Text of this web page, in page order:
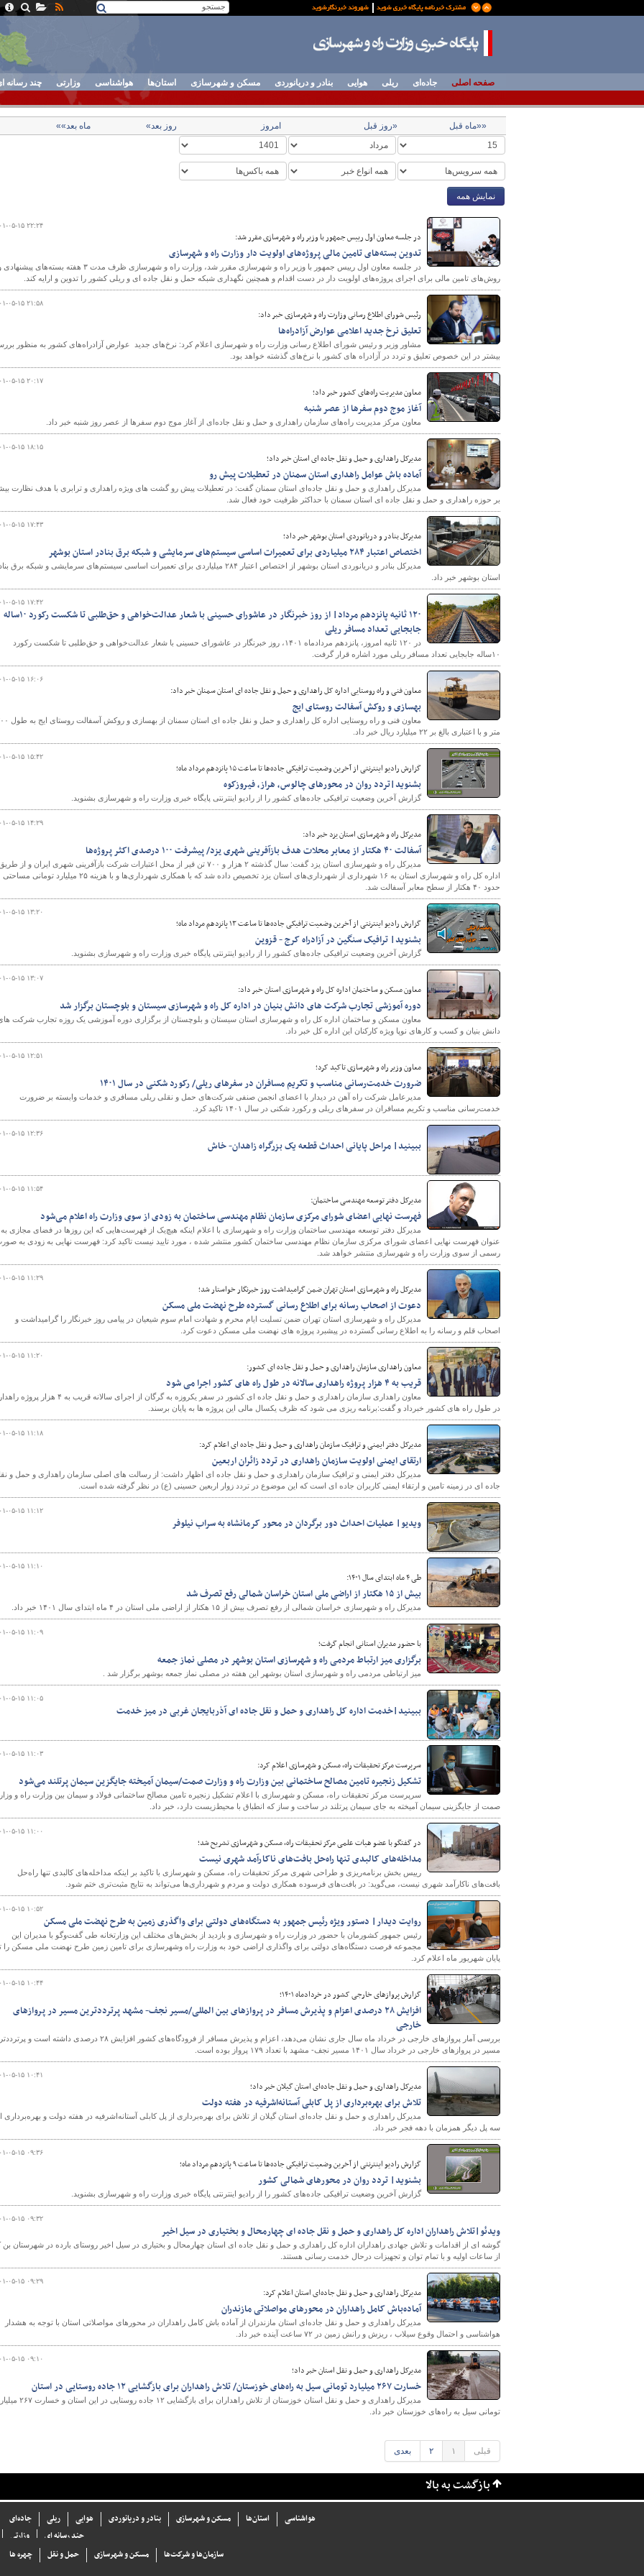
پایگاه خبری وزارت راه و
شهرسازی
صفحه اصلی جاده‌ای ریلی هوایی بنادر و دریانوردی مسکن و شهرسازی استان‌ها هواشناسی وزارتی چند رسانه
««ماه قبل «روز قبل امروز روز بعد» ماه بعد»»
نمایش همه
۱۴۰۱-۰۵-۱۵
در جلسه معاون اول رییس جمهور با وزیر راه و شهرسازی مقرر شد:
تدوین بسته‌های تامین مالی پروژه‌های اولویت دار وزارت راه و شهرسازی
در جلسه معاون اول رییس جمهور با وزیر راه و شهرسازی مقرر شد، وزارت راه و شهرسازی ظرف مدت ۳ هفته بسته‌های
روش‌های تامین مالی برای اجرای پروژه‌های اولویت دار در دست اقدام و همچنین نگهداری شبکه حمل و نقل جاده ای و ریلی کشور را تدوین و ارایه کند.
۱۴۰۱-۰۵-۱۵
رئیس شورای اطلاع رسانی وزارت راه و شهرسازی خبر داد:
تعلیق نرخ جدید اعلامی عوارض آزادراه‌ها
مشاور وزیر و رئیس شورای اطلاع رسانی وزارت راه و شهرسازی اعلام کرد: نرخ‌های جدید عوارض آزادراه‌های کشور به منظور
بیشتر در این خصوص تعلیق و تردد در آزادراه های کشور با نرخ‌های گذشته خواهد بود.
۱۴۰۱-۰۵-۱۵
معاون مدیریت راه‌های کشور خبر داد؛
آغاز موج دوم سفرها از عصر شنبه
معاون مرکز مدیریت راه‌های سازمان راهداری و حمل و نقل جاده‌ای از آغاز موج دوم سفرها از عصر روز شنبه خبر داد.
۱۴۰۱-۰۵-۱۵
مدیرکل راهداری و حمل و نقل جاده ای استان خبر داد؛
آماده باش عوامل راهداری استان سمنان در تعطیلات پیش رو
مدیرکل راهداری و حمل و نقل جاده‌ای استان سمنان گفت: در تعطیلات پیش رو گشت های ویژه راهداری و ترابری با هدف نظارت
بر حوزه راهداری و حمل و نقل جاده ای استان سمنان با حداکثر ظرفیت خود فعال شد.
۱۴۰۱-۰۵-۱۵
مدیرکل بنادر و دریانوردی استان بوشهر خبر داد؛
اختصاص اعتبار ۲۸۴ میلیاردی برای تعمیرات اساسی سیستم‌های سرمایشی و شبکه برق بنادر استان بوشهر
مدیرکل بنادر و دریانوردی استان بوشهر از اختصاص اعتبار ۲۸۴ میلیاردی برای تعمیرات اساسی سیستم‌های سرمایشی و شبکه برق
استان بوشهر خبر داد.
۱۴۰۱-۰۵-۱۵
۱۲۰ ثانیه پانزدهم مرداد| از روز خبرنگار در عاشورای حسینی با شعار عدالت‌خواهی و حق‌طلبی تا شکست رکورد ۱۰ساله
جابجایی تعداد مسافر ریلی
در ۱۲۰ ثانیه امروز، پانزدهم مردادماه ۱۴۰۱، روز خبرنگار در عاشورای حسینی با شعار عدالت‌خواهی و حق‌طلبی تا شکست رکورد
۱۰ساله جابجایی تعداد مسافر ریلی مورد اشاره قرار گرفت.
۱۴۰۱-۰۵-۱۵
معاون فنی و راه روستایی اداره کل راهداری و حمل و نقل جاده ای استان سمنان خبر داد:
بهسازی و روکش آسفالت روستای ایج
معاون فنی و راه روستایی اداره کل راهداری و
متر و با اعتباری بالغ بر ۲۲ میلیارد ریال خبر داد.
۱۴۰۱-۰۵-۱۵
گزارش رادیو اینترنتی از آخرین وضعیت ترافیکی جاده‌ها تا ساعت ۱۵ پانزدهم مرداد ماه؛
بشنوید|تردد روان در محورهای چالوس، هراز، فیروزکوه
گزارش آخرین وضعیت ترافیکی جاده‌های کشور را از رادیو اینترنتی پایگاه خبری وزارت راه و شهرسازی بشنوید.
۱۴۰۱-۰۵-۱۵
مدیرکل راه و شهرسازی استان یزد خبر داد:
آسفالت ۴۰ هکتار از معابر محلات هدف بازآفرینی شهری یزد/ پیشرفت ۱۰۰ درصدی اکثر پروژه‌ها
مدیرکل راه و شهرسازی استان یزد گفت: سال گذشته ۲ هزار و ۷۰۰ تن قیر از محل اعتبارات شرکت بازآفرینی شهری ایران و از طریق
اداره کل راه و شهرسازی استان به ۱۶ شهرداری از شهرداری‌های استان یزد تخصیص داده شد که با همکاری شهرداری‌ها و با هزینه ۲۵ میلیارد تومانی مساحتی
حدود ۴۰ هکتار از سطح معابر آسفالت شد.
۱۴۰۱-۰۵-۱۵
گزارش رادیو اینترنتی از آخرین وضعیت ترافیکی جاده‌ها تا ساعت ۱۳ پانزدهم مرداد ماه؛
بشنوید| ترافیک سنگین در آزادراه کرج - قزوین
گزارش آخرین وضعیت ترافیکی جاده‌های کشور را از رادیو اینترنتی پایگاه خبری وزارت راه و شهرسازی بشنوید.
۱۴۰۱-۰۵-۱۵
معاون مسکن و ساختمان اداره کل راه و شهرسازی استان خبر داد:
دوره آموزشی تجارب شرکت های دانش بنیان در اداره کل راه و شهرسازی سیستان و بلوچستان برگزار شد
معاون مسکن و ساختمان اداره کل راه و شهرسازی استان سیستان و بلوچستان از برگزاری دوره آموزشی یک روزه تجارب شرکت
دانش بنیان و کسب و کارهای نوپا ویژه کارکنان این اداره کل خبر داد.
۱۴۰۱-۰۵-۱۵
معاون وزیر راه و شهرسازی تاکید کرد؛
ضرورت خدمت‌رسانی مناسب و تکریم مسافران در سفرهای ریلی/ رکورد شکنی در سال ۱۴۰۱
مدیرعامل شرکت راه آهن در دیدار با اعضای انجمن صنفی شرکت‌های حمل و نقلی ریلی مسافری و خدمات وابسته بر ضرورت
خدمت‌رسانی مناسب و تکریم مسافران در سفرهای ریلی و رکورد شکنی در سال ۱۴۰۱ تاکید کرد.
۱۴۰۱-۰۵-۱۵
ببینید| مراحل پایانی احداث قطعه یک بزرگراه زاهدان- خاش
۱۴۰۱-۰۵-۱۵
مدیرکل دفتر توسعه مهندسی ساختمان:
فهرست نهایی اعضای شورای مرکزی سازمان نظام مهندسی ساختمان به زودی از سوی وزارت راه اعلام می‌شود
مدیرکل دفتر توسعه مهندسی ساختمان وزارت راه و شهرسازی با اعلام اینکه هیچ‌یک از فهرست‌هایی که این روزها در فضای مجازی به
عنوان فهرست نهایی اعضای شورای مرکزی سازمان نظام مهندسی ساختمان کشور منتشر شده ، مورد تایید نیست تاکید کرد: فهرست نهایی به زودی به
رسمی از سوی وزارت راه و شهرسازی منتشر خواهد شد.
۱۴۰۱-۰۵-۱۵
مدیرکل راه و شهرسازی استان تهران ضمن گرامیداشت روز خبرنگار خواستار شد؛
دعوت از اصحاب رسانه برای اطلاع رسانی گسترده طرح نهضت ملی مسکن
مدیرکل راه و شهرسازی استان تهران ضمن تسلیت ایام محرم و شهادت امام سوم شیعیان در پیامی روز خبرنگار را گرامیداشت و
اصحاب قلم و رسانه را به اطلاع رسانی گسترده در پیشبرد پروژه های نهضت ملی مسکن دعوت کرد.
۱۴۰۱-۰۵-۱۵
معاون راهداری سازمان راهداری و حمل و نقل جاده ای کشور:
قریب به ۴ هزار پروژه راهداری سالانه در طول راه های کشور اجرا می شود
معاون راهداری سازمان راهداری و حمل و نقل جاده ای کشور در سفر یکروزه به گرگان از اجرای سالانه قریب به ۴
در طول راه های کشور خبرداد و گفت:برنامه ریزی می شود که ظرف یکسال مالی این پروژه ها به پایان برسند.
۱۴۰۱-۰۵-۱۵
مدیرکل دفتر ایمنی و ترافیک سازمان راهداری و حمل و نقل جاده ای اعلام کرد:
ارتقای ایمنی اولویت سازمان راهداری در تردد زائران اربعین
مدیرکل دفتر ایمنی و ترافیک سازمان راهداری و حمل و نقل جاده ای اظهار داشت: از رسالت های اصلی سازمان راهداری و حمل و
جاده ای در زمینه تامین و ارتقاء ایمنی کاربران جاده ای است که این موضوع در تردد زوار اربعین حسینی (ع) در نظر گرفته شده است.
۱۴۰۱-۰۵-۱۵
ویدیو| عملیات احداث دور برگردان در محور کرمانشاه به سراب نیلوفر
۱۴۰۱-۰۵-۱۵
طی ۴ ماه ابتدای سال ۱۴۰۱:
بیش از ۱۵ هکتار از اراضی ملی استان خراسان شمالی رفع تصرف شد
مدیرکل راه و شهرسازی خراسان شمالی از رفع تصرف بیش از ۱۵ هکتار از اراضی ملی استان در ۴ ماه ابتدای سال ۱۴۰۱ خبر داد.
۱۴۰۱-۰۵-۱۵
با حضور مدیران استانی انجام گرفت؛
برگزاری میز ارتباط مردمی راه و شهرسازی استان بوشهر در مصلی نماز جمعه
میز ارتباطی مردمی راه و شهرسازی استان بوشهر این هفته در مصلی نماز جمعه بوشهر برگزار شد .
۱۴۰۱-۰۵-۱۵
ببینید|خدمت اداره کل راهداری و حمل و نقل جاده ای آذربایجان غربی در میز خدمت
۱۴۰۱-۰۵-۱۵
سرپرست مرکز تحقیقات راه، مسکن و شهرسازی اعلام کرد:
تشکیل زنجیره تامین مصالح ساختمانی بین وزارت راه و وزارت صمت/سیمان آمیخته جایگزین سیمان پرتلند می‌شود
سرپرست مرکز تحقیقات راه، مسکن و شهرسازی با اعلام تشکیل زنجیره تامین مصالح ساختمانی فولاد و سیمان بین وزارت راه و
صمت از جایگزینی سیمان آمیخته به جای سیمان پرتلند در ساخت و ساز که انطباق با محیط‌زیست دارد، خبر داد.
۱۴۰۱-۰۵-۱۵
در گفتگو با عضو هیات علمی مرکز تحقیقات راه، مسکن و شهرسازی تشریح شد؛
مداخله‌های کالبدی تنها راه‌حل بافت‌های ناکارآمد شهری نیست
رییس بخش برنامه‌ریزی و طراحی شهری مرکز تحقیقات راه، مسکن و شهرسازی با تاکید بر اینکه مداخله‌های کالبدی تنها راه‌حل
بافت‌های ناکارآمد شهری نیست، می‌گوید: در بافت‌های فرسوده همکاری دولت و مردم و شهرداری‌ها می‌تواند به نتایج مثبت‌تری ختم شود.
۱۴۰۱-۰۵-۱۵
روایت دیدار| دستور ویژه رئیس جمهور به دستگاه‌های دولتی برای واگذری زمین به طرح نهضت ملی مسکن
رئیس جمهور کشورمان با حضور در وزارت راه و شهرسازی و بازدید از بخش‌های مختلف این وزارتخانه طی گفت‌وگو با مدیران این
مجموعه فرصت دستگاه‌های دولتی برای واگذاری اراضی خود به وزارت راه وشهرسازی برای تامین زمین طرح نهضت ملی مسکن را
پایان شهریور ماه اعلام کرد.
۱۴۰۱-۰۵-۱۵
گزارش پروازهای خارجی کشور در خردادماه ۱۴۰۱؛
افزایش ۲۸ درصدی اعزام و پذیرش مسافر در پروازهای بین المللی/مسیر نجف- مشهد پرترددترین مسیر در پروازهای
خارجی
بررسی آمار پروازهای خارجی در خرداد ماه سال جاری نشان می‌دهد، اعزام و پذیرش مسافر از فرودگاه‌های کشور افزایش ۲۸ درصدی داشته است
مسیر در پروازهای خارجی در خرداد سال ۱۴۰۱ مسیر نجف- مشهد با تعداد ۱۷۹ پرواز بوده است.
۱۴۰۱-۰۵-۱۵
مدیرکل راهداری و حمل و نقل جاده‌ای استان گیلان خبر داد؛
تلاش برای بهره‌برداری از پل کابلی آستانه‌اشرفیه در هفته دولت
مدیرکل راهداری و حمل و نقل جاده‌ای استان گیلان از تلاش برای بهره‌برداری از پل کابلی آستانه‌اشرفیه در هفته دولت و بهره‌برداری
سه پل دیگر همزمان با دهه فجر خبر داد.
۱۴۰۱-۰۵-۱۵
گزارش رادیو اینترنتی از آخرین وضعیت ترافیکی جاده‌ها تا ساعت ۹ پانزدهم مرداد ماه؛
بشنوید| تردد روان در محورهای شمالی کشور
گزارش آخرین وضعیت ترافیکی جاده‌های کشور را از رادیو اینترنتی پایگاه خبری وزارت راه و شهرسازی بشنوید.
۱۴۰۱-۰۵-۱۵
ویدئو|تلاش راهداران اداره کل راهداری و حمل و نقل جاده ای چهارمحال و بختیاری در سیل اخیر
گوشه ای از اقدامات‌ و تلاش جهادی راهداران اداره کل راهداری و حمل و نقل جاده ای استان چهارمحال و بختیاری در سیل اخیر روستای بارده در شهرستان بن
از ساعات اولیه و با تمام توان و تجهیزات درحال خدمت رسانی هستند.
۱۴۰۱-۰۵-۱۵
مدیرکل راهداری و حمل و نقل جاده‌ای استان اعلام کرد:
آماده‌باش کامل راهداران در محورهای مواصلاتی مازندران
مدیرکل راهداری و حمل و نقل جاده‌ای استان مازندران از آماده باش کامل راهداران در محورهای مواصلاتی استان با توجه به هشدار
هواشناسی و احتمال وقوع سیلاب ، ریزش و رانش زمین در ۷۲ ساعت آینده خبر داد.
۱۴۰۱-۰۵-۱۵
مدیرکل راهداری و حمل و نقل استان خبر داد؛
خسارت ۲۶۷ میلیارد تومانی سیل به راه‌های خوزستان/ تلاش راهداران برای بازگشایی ۱۲ جاده روستایی در استان
مدیرکل راهداری و حمل و نقل استان خوزستان از تلاش راهداران برای بازگشایی ۱۲ جاده روستایی در این
تومانی سیل به راه‌های خوزستان خبر داد.
قبلی ۱ ۲ بعدی
بازگشت به بالا
جاده‌ای ریلی هوایی بنادر و دریانوردی مسکن و شهرسازی استان‌ها
هواشناسی
وزارتی
چند رسانه ای
چهره ها حمل و نقل مسکن و شهرسازی سازما‌ن‌ها و شركت‌ها